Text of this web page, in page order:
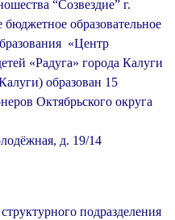
“Созвездие” г.
образовательное
«Центр
«Радуга» города Калуги
образован 15
Октябрьского округа
д. 19/14
подразделения